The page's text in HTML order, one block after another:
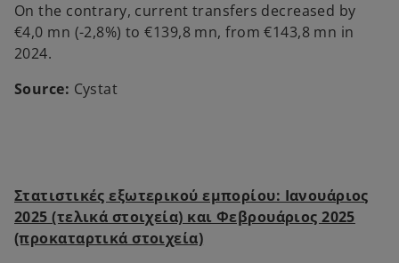
On the contrary, current transfers decreased by
€4,0 mn (-2,8%) to €139,8 mn, from €143,8 mn in
2024.
Source: Cystat
Στατιστικές εξωτερικού εμπορίου: Ιανουάριος
2025 (τελικά στοιχεία) και Φεβρουάριος 2025
(προκαταρτικά στοιχεία)